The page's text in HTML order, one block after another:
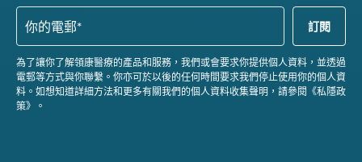
為了讓你了解領康醫療的產品和服務，我們或會要求你提供個人資料，並透過
電郵等方式與你聯繫。你亦可於以後的任何時間要求我們停止使用你的個人資
料。如想知道詳細方法和更多有關我們的個人資料收集聲明，請參閱《私隱政
策》。